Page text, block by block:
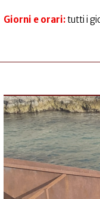
Giorni e orari:tutti i